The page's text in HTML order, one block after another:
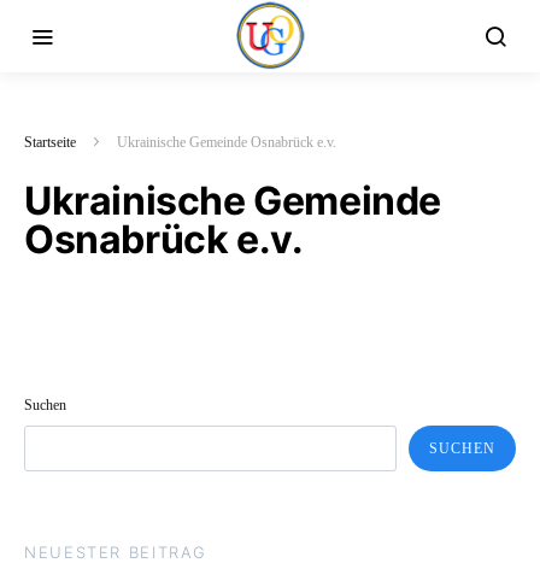
Startseite Ukrainische Gemeinde Osnabrück e.v.
Ukrainische Gemeinde
Osnabrück e.v.
Suchen
SUCHEN
NEUESTER BEITRAG